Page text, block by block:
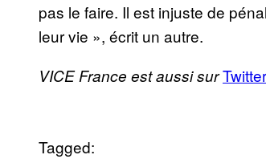
pas le faire. Il est injuste de
leur vie », écrit un autre.
VICE France est aussi surTwitter
Tagged: